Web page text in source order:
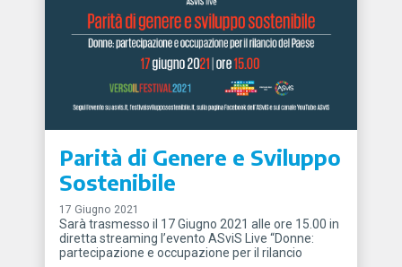
Parità di Genere e Sviluppo
Sostenibile
17 Giugno 2021
Sarà trasmesso il 17 Giugno 2021 alle ore 15.00 in
diretta streaming l’evento ASviS Live “Donne:
partecipazione e occupazione per il rilancio